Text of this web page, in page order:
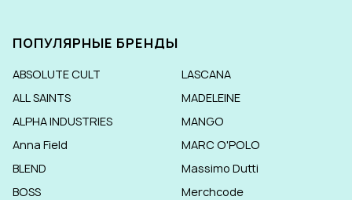
ПОПУЛЯРНЫЕ БРЕНДЫ
ABSOLUTE CULT
ALL SAINTS
ALPHA INDUSTRIES
Anna Field
BLEND
BOSS
LASCANA
MADELEINE
MANGO
MARC O'POLO
Massimo Dutti
Merchcode